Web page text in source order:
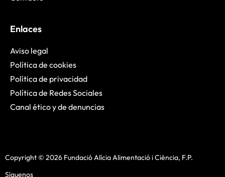
Enlaces
Aviso legal
Política de cookies
Política de privacidad
Política de Redes Sociales
Canal ético y de denuncias
Copyright © 2026 Fundació Alícia Alimentació i Ciència, F.P.
Síguenos